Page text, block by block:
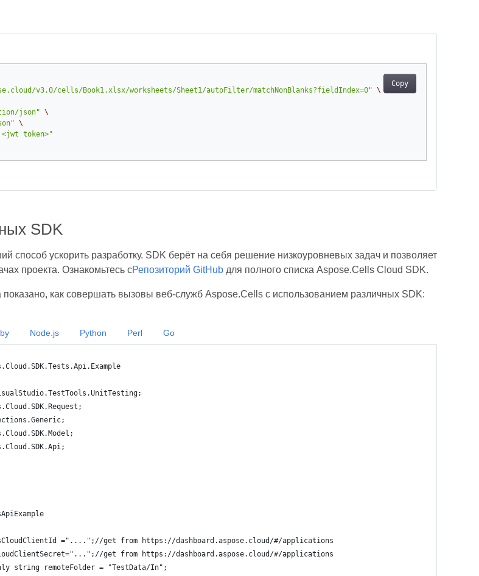
Copy
v3.0/cells/Book1.xlsx/worksheets/Sheet1/autoFilter/matchNonBlanks?fieldIndex=0" \
json" \
\
token>"
SDK
способ ускорить разработку. SDK берёт на себя решение низкоуровневых задач и позволяет
проекта. Ознакомьтесь сРепозиторий GitHubдля полного списка Aspose.Cells Cloud SDK.
как совершать вызовы веб-служб Aspose.Cells с использованием различных SDK:
="....";//get from https://dashboard.aspose.cloud/#/applications
get from https://dashboard.aspose.cloud/#/applications
string remoteFolder = "TestData/In";
Node.js Python Perl Go